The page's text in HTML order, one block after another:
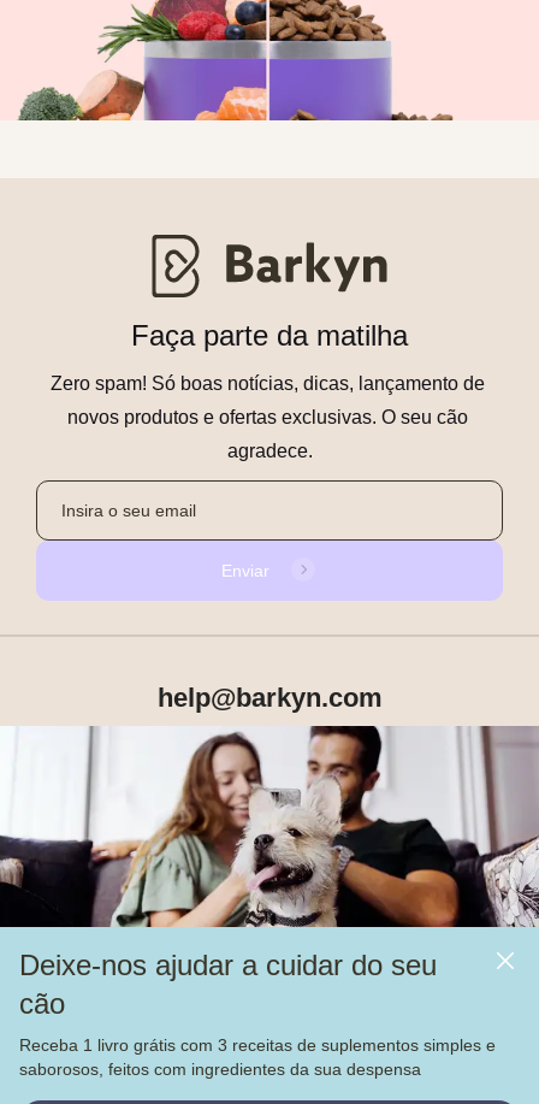
Deixe-nos ajudar a cuidar do seu
cão
Receba 1 livro grátis com 3 receitas de suplementos simples e
saborosos, feitos com ingredientes da sua despensa
Faça parte da matilha
Zero spam! Só boas notícias, dicas, lançamento de
novos produtos e ofertas exclusivas. O seu cão
agradece.
Enviar
help@barkyn.com
Produtos
Mais
Alimentação
Veja nossas4.000 avaliações no